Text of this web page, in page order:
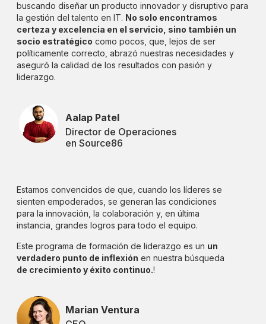
buscando diseñar un producto innovador y disruptivo para
la gestión del talento en IT. No solo encontramos
certeza y excelencia en el servicio, sino también un
socio estratégico como pocos, que, lejos de ser
políticamente correcto, abrazó nuestras necesidades y
aseguró la calidad de los resultados con pasión y
liderazgo.
Aalap Patel
Director de Operaciones
en Source86
Estamos convencidos de que, cuando los líderes se
sienten empoderados, se generan las condiciones
para la innovación, la colaboración y, en última
instancia, grandes logros para todo el equipo.
Este programa de formación de liderazgo es un un
verdadero punto de inflexión en nuestra búsqueda
de crecimiento y éxito continuo.!
Marian Ventura